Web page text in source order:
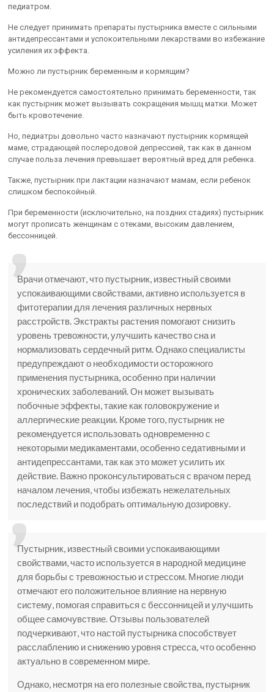
педиатром.
Не следует принимать препараты пустырника вместе с сильными
антидепрессантами и успокоительными лекарствами во избежание
усиления их эффекта.
Можно ли пустырник беременным и кормящим?
Не рекомендуется самостоятельно принимать беременности, так
как пустырник может вызывать сокращения мышц матки. Может
быть кровотечение.
Но, педиатры довольно часто назначают пустырник кормящей
маме, страдающей послеродовой депрессией, так как в данном
случае польза лечения превышает вероятный вред для ребенка.
Также, пустырник при лактации назначают мамам, если ребенок
слишком беспокойный.
При беременности (исключительно, на поздних стадиях) пустырник
могут прописать женщинам с отеками, высоким давлением,
бессонницей.
Врачи отмечают, что пустырник, известный своими
успокаивающими свойствами, активно используется в
фитотерапии для лечения различных нервных
расстройств. Экстракты растения помогают снизить
уровень тревожности, улучшить качество сна и
нормализовать сердечный ритм. Однако специалисты
предупреждают о необходимости осторожного
применения пустырника, особенно при наличии
хронических заболеваний. Он может вызывать
побочные эффекты, такие как головокружение и
аллергические реакции. Кроме того, пустырник не
рекомендуется использовать одновременно с
некоторыми медикаментами, особенно седативными и
антидепрессантами, так как это может усилить их
действие. Важно проконсультироваться с врачом перед
началом лечения, чтобы избежать нежелательных
последствий и подобрать оптимальную дозировку.
Пустырник, известный своими успокаивающими
свойствами, часто используется в народной медицине
для борьбы с тревожностью и стрессом. Многие люди
отмечают его положительное влияние на нервную
систему, помогая справиться с бессонницей и улучшить
общее самочувствие. Отзывы пользователей
подчеркивают, что настой пустырника способствует
расслаблению и снижению уровня стресса, что особенно
актуально в современном мире.
Однако, несмотря на его полезные свойства, пустырник